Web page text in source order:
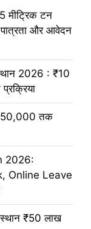
मीट्रिक टन
और आवेदन
2026 : ₹10
₹50,000 तक
2026:
Online Leave
₹50 लाख